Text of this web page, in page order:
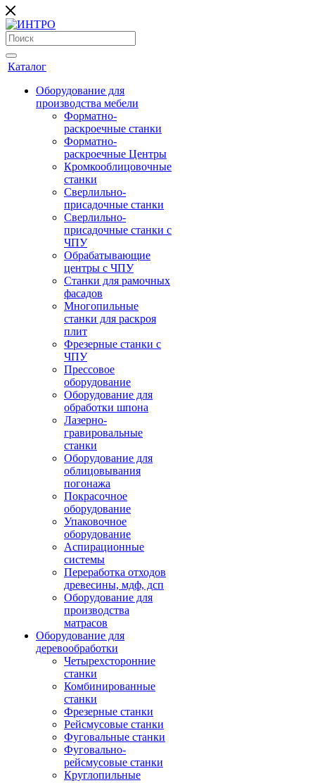
Каталог
Оборудование для
производства мебели
Форматно-
раскроечные станки
Форматно-
раскроечные Центры
Кромкооблицовочные
станки
Сверлильно-
присадочные станки
Сверлильно-
присадочные станки с
ЧПУ
Обрабатывающие
центры с ЧПУ
Станки для рамочных
фасадов
Многопильные
станки для раскроя
плит
Фрезерные станки с
ЧПУ
Прессовое
оборудование
Оборудование для
обработки шпона
Лазерно-
гравировальные
станки
Оборудование для
облицовывания
погонажа
Покрасочное
оборудование
Упаковочное
оборудование
Аспирационные
системы
Переработка отходов
древесины, мдф, дсп
Оборудование для
производства
матрасов
Оборудование для
деревообработки
Четырехсторонние
станки
Комбинированные
станки
Фрезерные станки
Рейсмусовые станки
Фуговальные станки
Фуговально-
рейсмусовые станки
Круглопильные